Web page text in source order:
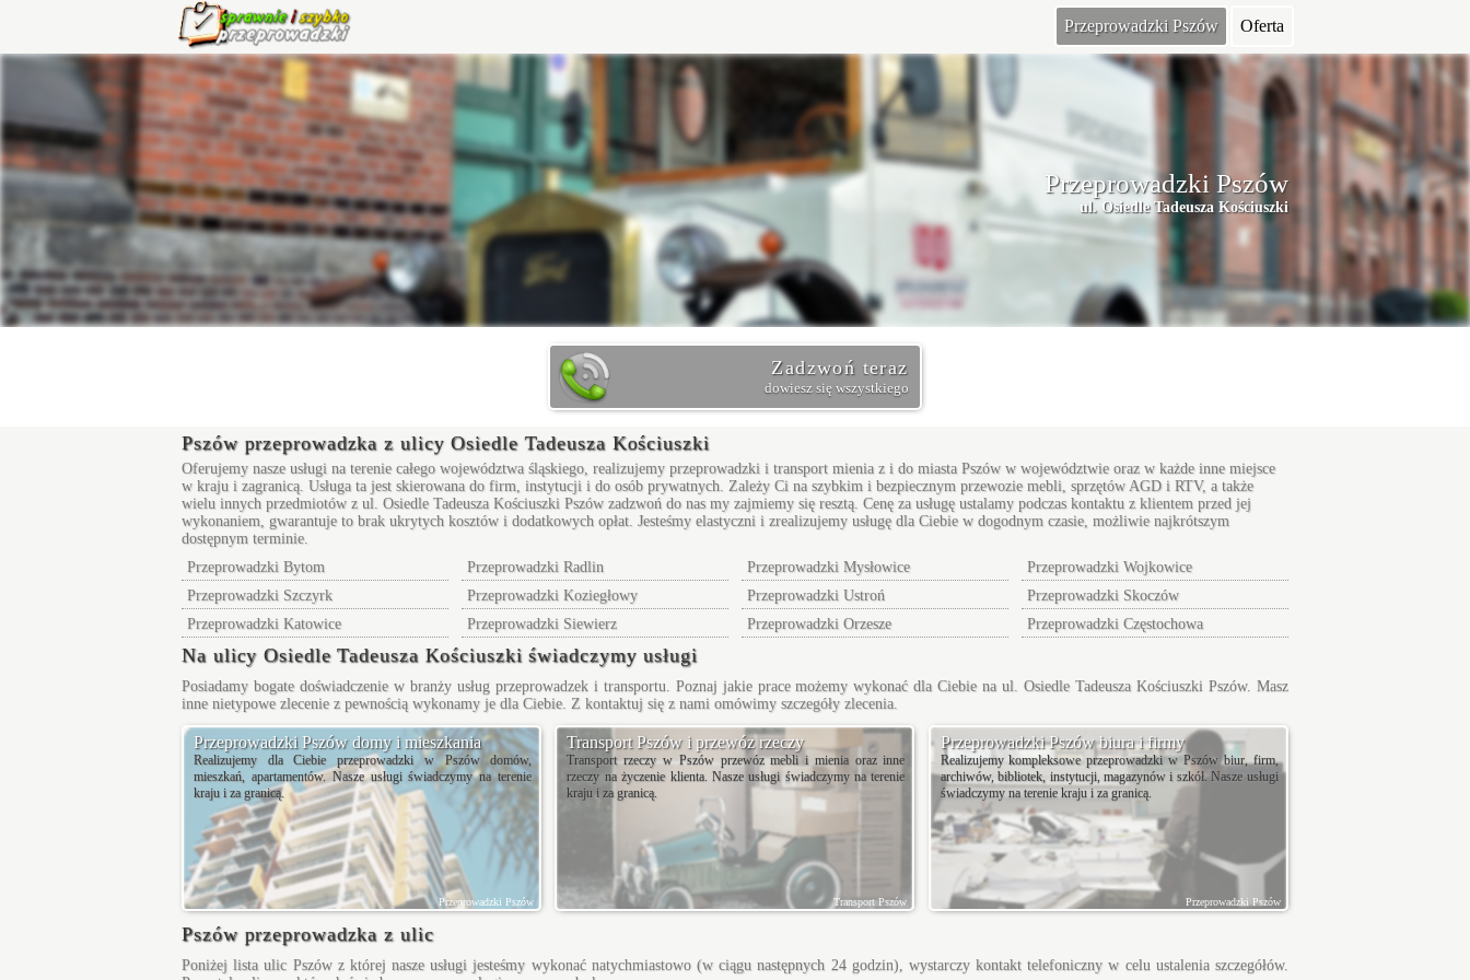
Przeprowadzki Pszów Oferta
Przeprowadzki Pszów
ul. Osiedle Tadeusza Kościuszki
Zadzwoń teraz
dowiesz się wszystkiego
Pszów przeprowadzka z ulicy Osiedle Tadeusza Kościuszki
Oferujemy nasze usługi na terenie całego województwa śląskiego, realizujemy przeprowadzki i transport mienia z i do miasta Pszów w województwie oraz w każde inne miejsce
w kraju i zagranicą. Usługa ta jest skierowana do firm, instytucji i do osób prywatnych. Zależy Ci na szybkim i bezpiecznym przewozie mebli, sprzętów AGD i RTV, a także
wielu innych przedmiotów z ul.Osiedle Tadeusza Kościuszki Pszów zadzwoń do nas my zajmiemy się resztą. Cenę za usługę ustalamy podczas kontaktu z klientem przed jej
wykonaniem, gwarantuje to brak ukrytych kosztów i dodatkowych opłat. Jesteśmy elastyczni i zrealizujemy usługę dla Ciebie w dogodnym czasie, możliwie najkrótszym
dostępnym terminie.
Przeprowadzki Bytom
Przeprowadzki Radlin Przeprowadzki Mysłowice
Przeprowadzki Wojkowice
Przeprowadzki Szczyrk
Przeprowadzki Koziegłowy Przeprowadzki Ustroń
Przeprowadzki Skoczów
Przeprowadzki Katowice
Przeprowadzki Siewierz Przeprowadzki Orzesze Przeprowadzki Częstochowa
Na ulicy Osiedle Tadeusza Kościuszki świadczymy usługi
Posiadamy bogate doświadczenie w branży usług przeprowadzek i transportu. Poznaj jakie prace możemy wykonać dla Ciebie na ul. Osiedle Tadeusza Kościuszki Pszów. Masz
inne nietypowe zlecenie z pewnością wykonamy je dla Ciebie. Z kontaktuj się z nami omówimy szczegóły zlecenia.
Przeprowadzki Pszów domy i mieszkania
Realizujemy dla Ciebie przeprowadzki w Pszów domów,
mieszkań, apartamentów. Nasze usługi świadczymy na terenie
kraju i za granicą.
Przeprowadzki Pszów
Transport Pszów i przewóz rzeczy
Transport rzeczy w Pszów przewóz mebli i mienia oraz inne
rzeczy na życzenie klienta. Nasze usługi świadczymy na terenie
kraju i za granicą.
Transport Pszów
Przeprowadzki Pszów biura i firmy
Realizujemy kompleksowe przeprowadzki w Pszów biur, firm,
archiwów, bibliotek, instytucji, magazynów i szkół. Nasze usługi
świadczymy na terenie kraju i za granicą.
Przeprowadzki Pszów
Pszów przeprowadzka z ulic
Poniżej lista ulic Pszów z której nasze usługi jesteśmy wykonać natychmiastowo (w ciągu następnych 24 godzin), wystarczy kontakt telefoniczny w celu ustalenia szczegółów.